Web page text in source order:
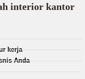
interior kantor
kerja
Anda